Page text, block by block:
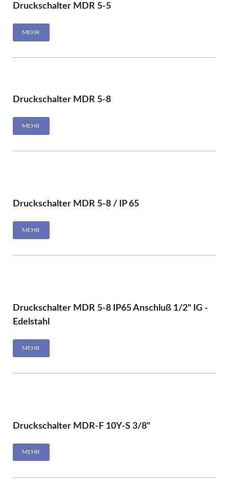
Druckschalter MDR 5-5
MEHR
Druckschalter MDR 5-8
MEHR
Druckschalter MDR 5-8 / IP 65
MEHR
Druckschalter MDR 5-8 IP65 Anschluß 1/2" IG -
Edelstahl
MEHR
Druckschalter MDR-F 10Y-S 3/8"
MEHR